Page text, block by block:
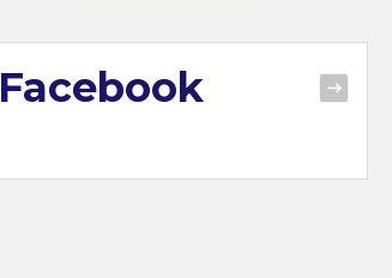
Facebook